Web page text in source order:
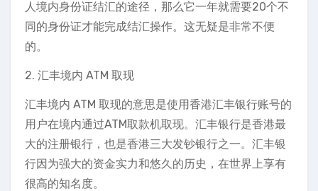
人境内身份证结汇的途径，那么它一年就需要20个不
同的身份证才能完成结汇操作。这无疑是非常不便
的。
2. 汇丰境内 ATM 取现
汇丰境内 ATM 取现的意思是使用香港汇丰银行账号的
用户在境内通过ATM取款机取现。汇丰银行是香港最
大的注册银行，也是香港三大发钞银行之一。汇丰银
行因为强大的资金实力和悠久的历史，在世界上享有
很高的知名度。